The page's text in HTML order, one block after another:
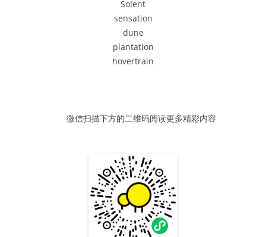
Solent
sensation
dune
plantation
hovertrain
微信扫描下方的二维码阅读更多精彩内容